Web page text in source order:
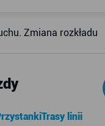
Zmiana rozkładu
Trasy linii